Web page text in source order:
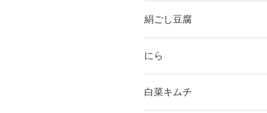
絹ごし豆腐
にら
白菜キムチ